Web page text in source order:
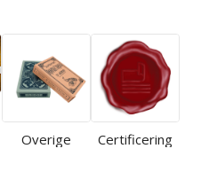
Overige Certificering